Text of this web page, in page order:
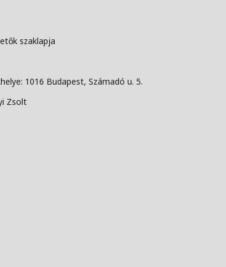
szaklapja
1016 Budapest, Számadó u. 5.
Zsolt